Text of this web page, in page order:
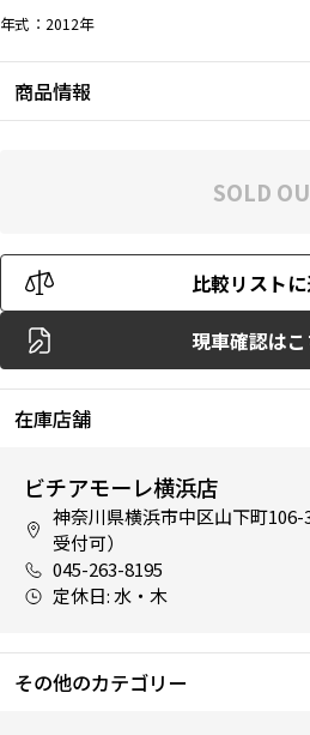
年式 2012年
商品情報
SOLD
比較リスト
現車確認は
在庫店舗
ビチアモーレ横浜店
神奈川県横浜市中区山下町
受付可）
045-263-8195
定休日: 水・木
その他のカテゴリー